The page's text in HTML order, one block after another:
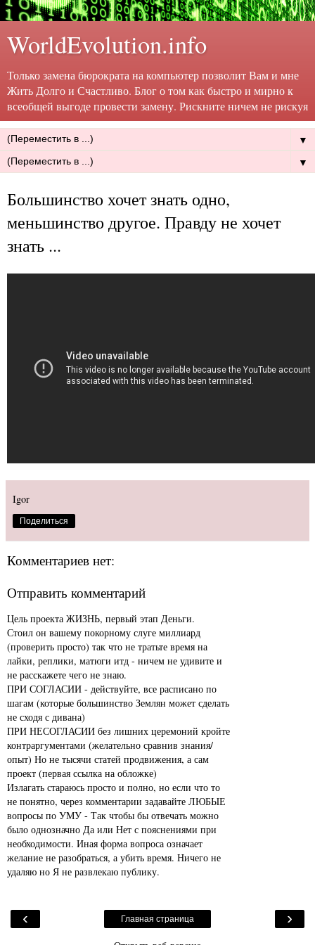
WorldEvolution.info
Только замена бюрократа на компьютер позволит Вам и мне
Жить Долго и Счастливо. Блог о том как быстро и мирно к
всеобщей выгоде провести замену. Рискните ничем не рискуя
▼
▼
Большинство хочет знать одно,
меньшинство другое. Правду не хочет
знать ...
Igor
Поделиться
Комментариев нет:
Отправить комментарий
Цель проекта ЖИЗНЬ, первый этап Деньги.
Стоил он вашему покорному слуге миллиард
(проверить просто) так что не тратьте время на
лайки, реплики, матюги итд - ничем не удивите и
не расскажете чего не знаю.
ПРИ СОГЛАСИИ - действуйте, все расписано по
шагам (которые большинство Землян может сделать
не сходя с дивана)
ПРИ НЕСОГЛАСИИ без лишних церемоний кройте
контраргументами (желательно сравнив знания/
опыт) Но не тысячи статей продвижения, а сам
проект (первая ссылка на обложке)
Излагать стараюсь просто и полно, но если что то
не понятно, через комментарии задавайте ЛЮБЫЕ
вопросы по УМУ - Так чтобы бы отвечать можно
было однозначно Да или Нет с пояснениями при
необходимости. Иная форма вопроса означает
желание не разобраться, а убить время. Ничего не
удаляю но Я не развлекаю публику.
‹ ›
Главная страница